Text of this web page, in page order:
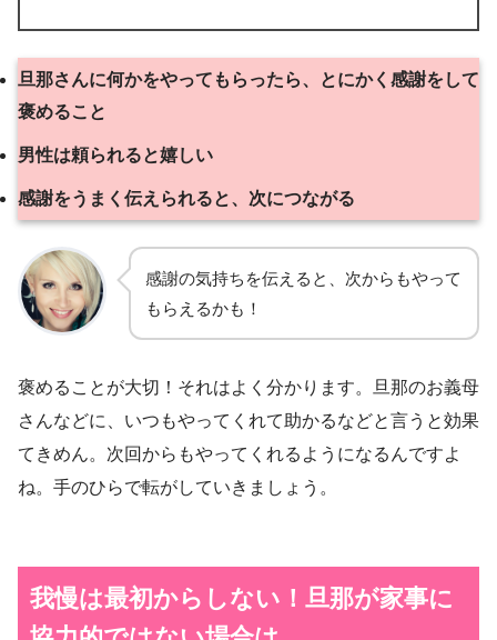
旦那さんに何かをやってもらったら、とにかく感謝をして
褒めること
男性は頼られると嬉しい
感謝をうまく伝えられると、次につながる
感謝の気持ちを伝えると、次からもやって
もらえるかも！
褒めることが大切！それはよく分かります。旦那のお義母
さんなどに、いつもやってくれて助かるなどと言うと効果
てきめん。次回からもやってくれるようになるんですよ
ね。手のひらで転がしていきましょう。
我慢は最初からしない！旦那が家事に